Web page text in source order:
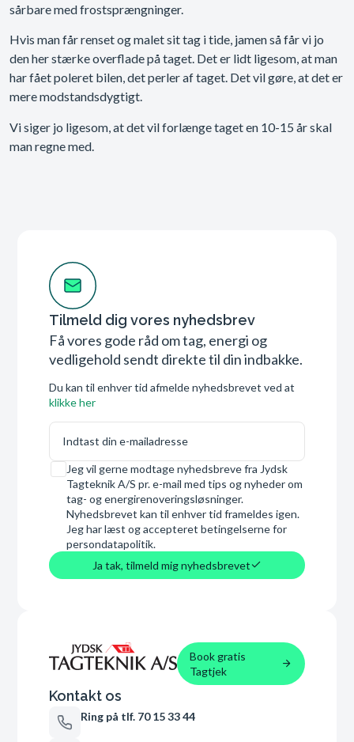
sårbare med frostsprængninger.
Hvis man får renset og malet sit tag i tide, jamen så får vi jo
den her stærke overflade på taget. Det er lidt ligesom, at man
har fået poleret bilen, det perler af taget. Det vil gøre, at det er
mere modstandsdygtigt.
Vi siger jo ligesom, at det vil forlænge taget en 10-15 år skal
man regne med.
Tilmeld dig vores nyhedsbrev
Få vores gode råd om tag, energi og
vedligehold sendt direkte til din indbakke.
Du kan til enhver tid afmelde nyhedsbrevet ved at
klikke her
E-mail
Samtykke
Jeg vil gerne modtage nyhedsbreve fra Jydsk
Tagteknik A/S pr. e-mail med tips og nyheder om
tag- og energirenoveringsløsninger.
Nyhedsbrevet kan til enhver tid frameldes igen.
Jeg har læst og accepteret betingelserne for
persondatapolitik.
Ja tak, tilmeld mig nyhedsbrevet
Book gratis
Tagtjek
Kontakt os
Ring på tlf. 70 15 33 44